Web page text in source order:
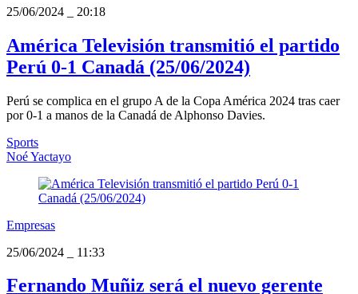
25/06/2024
20:18
América Televisión transmitió el partido
Perú 0-1 Canadá (25/06/2024)
Perú se complica en el grupo A de la Copa América 2024 tras caer
por 0-1 a manos de la Canadá de Alphonso Davies.
Sports
Noé Yactayo
Empresas
25/06/2024
11:33
Fernando Muñiz será el nuevo gerente